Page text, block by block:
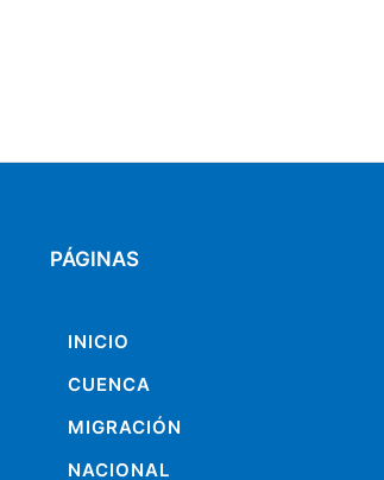
PÁGINAS
INICIO
CUENCA
MIGRACIÓN
NACIONAL